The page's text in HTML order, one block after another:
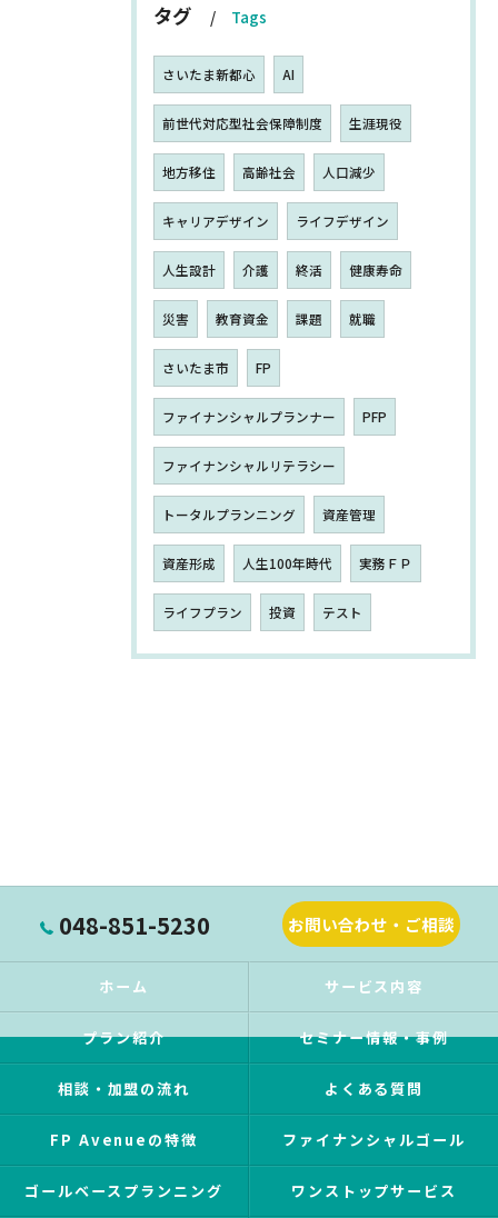
タグ Tags
さいたま新都心 AI
前世代対応型社会保障制度 生涯現役
地方移住 高齢社会 人口減少
キャリアデザイン ライフデザイン
人生設計 介護 終活 健康寿命
災害 教育資金 課題 就職
さいたま市 FP
ファイナンシャルプランナー PFP
ファイナンシャルリテラシー
トータルプランニング 資産管理
資産形成 人生100年時代 実務ＦＰ
ライフプラン 投資 テスト
048-851-5230 お問い合わせ・ご相談
ホーム サービス内容
プラン紹介 セミナー情報・事例
相談・加盟の流れ よくある質問
FP Avenueの特徴 ファイナンシャルゴール
ゴールベースプランニング ワンストップサービス